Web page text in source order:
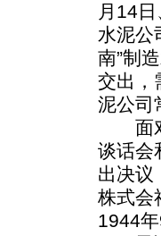
月14
水泥公
南”制
交出，
泥公司
面对
谈话会
出决议
株式会
1944